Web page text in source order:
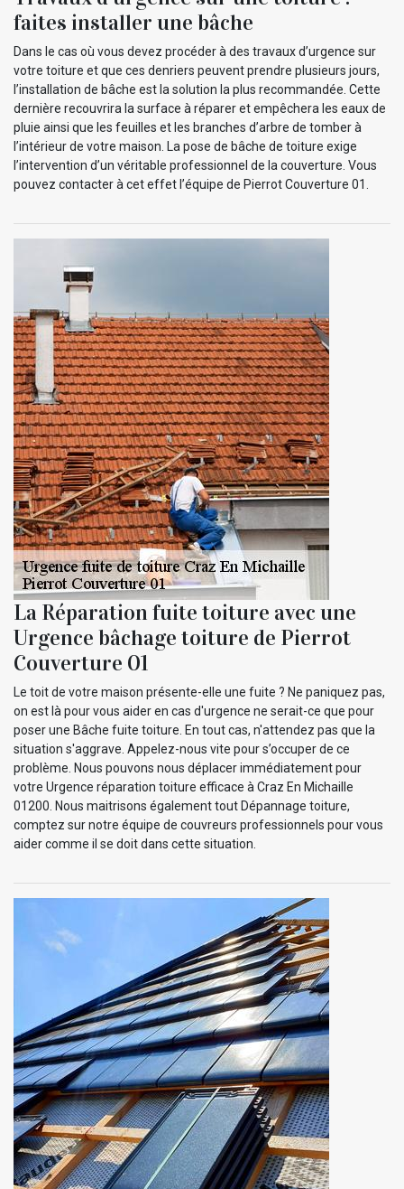
faites installer une bâche
Dans le cas où vous devez procéder à des travaux d’urgence sur
votre toiture et que ces denriers peuvent prendre plusieurs jours,
l’installation de bâche est la solution la plus recommandée. Cette
dernière recouvrira la surface à réparer et empêchera les eaux de
pluie ainsi que les feuilles et les branches d’arbre de tomber à
l’intérieur de votre maison. La pose de bâche de toiture exige
l’intervention d’un véritable professionnel de la couverture. Vous
pouvez contacter à cet effet l’équipe de Pierrot Couverture 01.
La Réparation fuite toiture avec une
Urgence bâchage toiture de Pierrot
Couverture 01
Le toit de votre maison présente-elle une fuite ? Ne paniquez pas,
on est là pour vous aider en cas d'urgence ne serait-ce que pour
poser une Bâche fuite toiture. En tout cas, n'attendez pas que la
situation s'aggrave. Appelez-nous vite pour s’occuper de ce
problème. Nous pouvons nous déplacer immédiatement pour
votre Urgence réparation toiture efficace à Craz En Michaille
01200. Nous maitrisons également tout Dépannage toiture,
comptez sur notre équipe de couvreurs professionnels pour vous
aider comme il se doit dans cette situation.